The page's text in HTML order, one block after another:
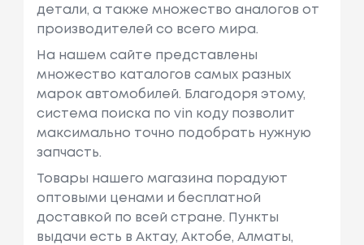
детали, а также множество аналогов от
производителей со всего мира.
На нашем сайте представлены
множество каталогов самых разных
марок автомобилей. Благодоря этому,
система поиска по vin коду позволит
максимально точно подобрать нужную
запчасть.
Товары нашего магазина порадуют
оптовыми ценами и бесплатной
доставкой по всей стране. Пункты
выдачи есть в Актау, Актобе, Алматы,